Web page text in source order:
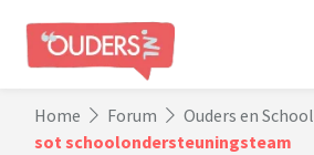
Home Forum
Ouders en School
sot schoolondersteuningsteam